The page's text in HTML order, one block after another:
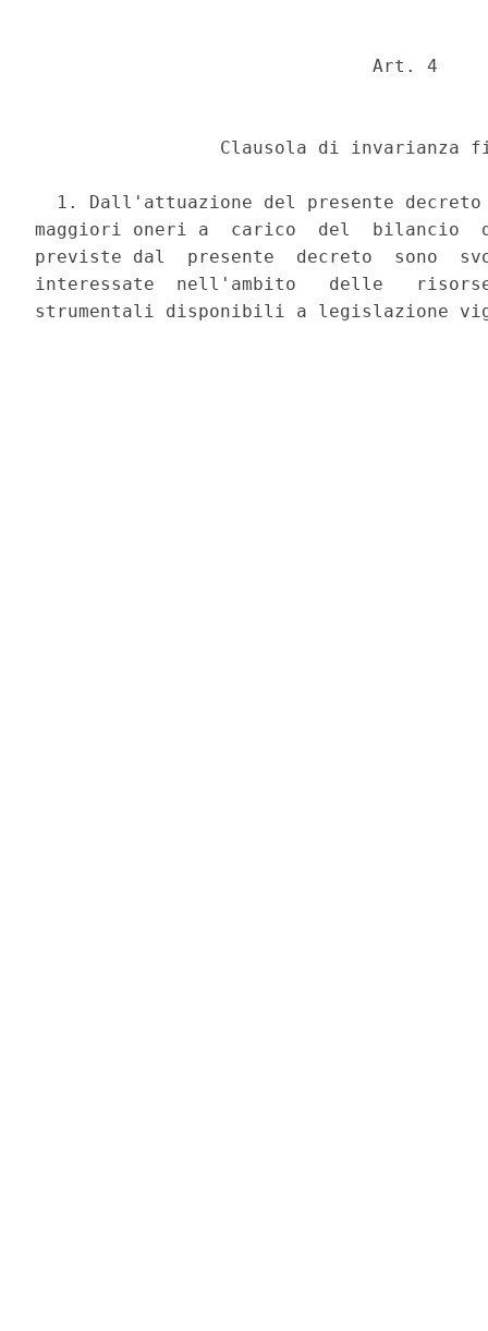
                               Art. 4
Clausola di invarianza
1. Dall'attuazione del presente
maggiori oneri a  carico  del
previste dal  presente  decreto  sono
interessate  nell'ambito   delle